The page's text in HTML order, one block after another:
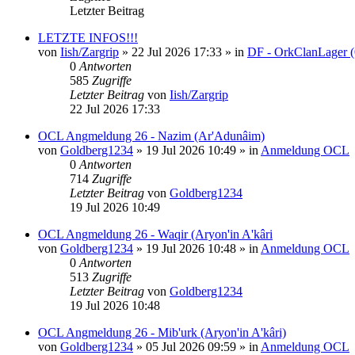
Letzter Beitrag
LETZTE INFOS!!!
von Iish/Zargrip » 22 Jul 2026 17:33 » in DF - OrkClanLager
0 Antworten
585 Zugriffe
Letzter Beitrag von Iish/Zargrip
22 Jul 2026 17:33
OCL Angmeldung 26 - Nazim (Ar'Adunâim)
von Goldberg1234 » 19 Jul 2026 10:49 » in Anmeldung OCL
0 Antworten
714 Zugriffe
Letzter Beitrag von Goldberg1234
19 Jul 2026 10:49
OCL Angmeldung 26 - Waqir (Aryon'in A'kâri
von Goldberg1234 » 19 Jul 2026 10:48 » in Anmeldung OCL
0 Antworten
513 Zugriffe
Letzter Beitrag von Goldberg1234
19 Jul 2026 10:48
OCL Angmeldung 26 - Mib'urk (Aryon'in A'kâri)
von Goldberg1234 » 05 Jul 2026 09:59 » in Anmeldung OCL